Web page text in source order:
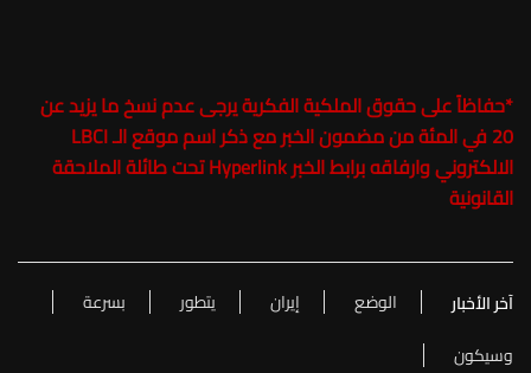
*حفاظاً على حقوق الملكية الفكرية يرجى عدم نسخ ما يزيد عن
20 في المئة من مضمون الخبر مع ذكر اسم موقع الـ LBCI
الالكتروني وارفاقه برابط الخبر Hyperlink تحت طائلة الملاحقة
القانونية
آخر الأخبار الوضع إيران يتطور
بسرعة
وسيكون